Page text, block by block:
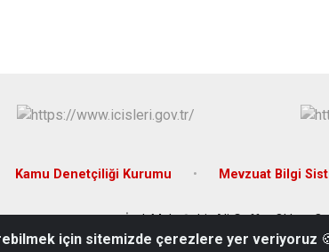
Kamu Denetçiliği Kurumu Mevzuat Bilgi
İsalı Mah. Şehit Ali Gaffar Okkan
Tel: 0326 681 51 67 Fax:
için sitemizde çerezlere yer veriyoruz